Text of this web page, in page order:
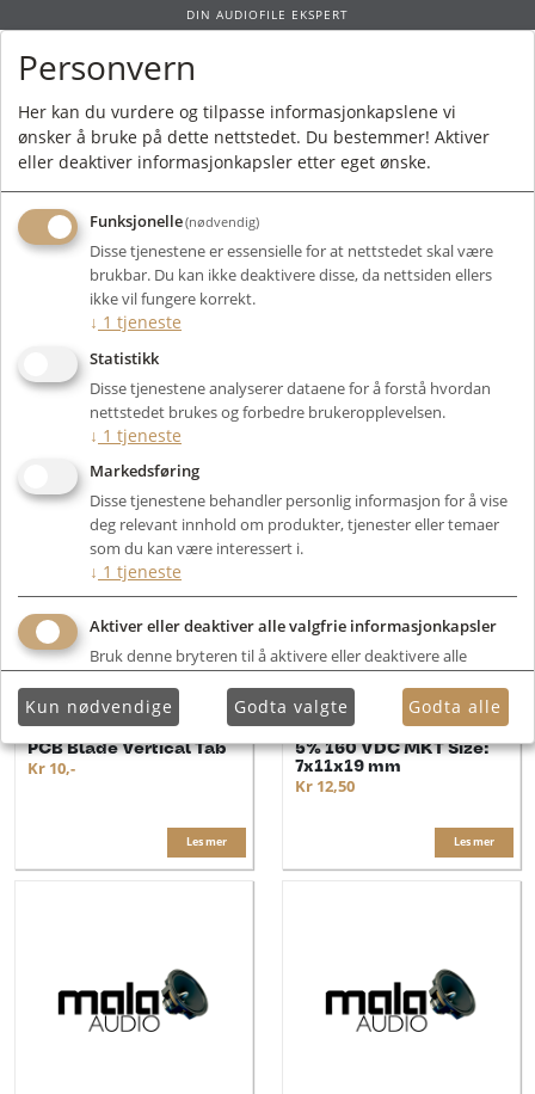
DIN AUDIOFILE EKSPERT
Forside / 211IA
Filter
Viser 36 produkter
Jantzen 2,8 / 0,8mm
PCB Blade Vertical Tab
Kr 10,-
Les mer
Compact MKT 1,0 µF +/-
5% 160 VDC MKT Size:
7x11x19 mm
Kr 12,50
Les mer
Personvern
Her kan du vurdere og tilpasse informasjonkapslene vi
ønsker å bruke på dette nettstedet. Du bestemmer! Aktiver
eller deaktiver informasjonkapsler etter eget ønske.
Funksjonelle(nødvendig)
Disse tjenestene er essensielle for at nettstedet skal være
brukbar. Du kan ikke deaktivere disse, da nettsiden ellers
ikke vil fungere korrekt.
↓ 1 tjeneste
Statistikk
Disse tjenestene analyserer dataene for å forstå hvordan
nettstedet brukes og forbedre brukeropplevelsen.
↓ 1 tjeneste
Markedsføring
Disse tjenestene behandler personlig informasjon for å vise
deg relevant innhold om produkter, tjenester eller temaer
som du kan være interessert i.
↓ 1 tjeneste
Aktiver eller deaktiver alle valgfrie informasjonkapsler
Bruk denne bryteren til å aktivere eller deaktivere alle
Kun nødvendige Godta valgte Godta alle